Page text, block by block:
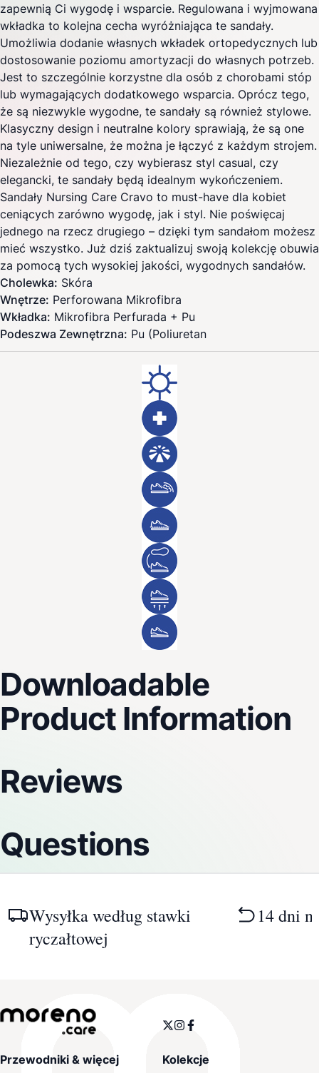
zapewnią Ci wygodę i wsparcie. Regulowana i wyjmowana
wkładka to kolejna cecha wyróżniająca te sandały.
Umożliwia dodanie własnych wkładek ortopedycznych lub
dostosowanie poziomu amortyzacji do własnych potrzeb.
Jest to szczególnie korzystne dla osób z chorobami stóp
lub wymagających dodatkowego wsparcia. Oprócz tego,
że są niezwykle wygodne, te sandały są również stylowe.
Klasyczny design i neutralne kolory sprawiają, że są one
na tyle uniwersalne, że można je łączyć z każdym strojem.
Niezależnie od tego, czy wybierasz styl casual, czy
elegancki, te sandały będą idealnym wykończeniem.
Sandały Nursing Care Cravo to must-have dla kobiet
ceniących zarówno wygodę, jak i styl. Nie poświęcaj
jednego na rzecz drugiego – dzięki tym sandałom możesz
mieć wszystko. Już dziś zaktualizuj swoją kolekcję obuwia
za pomocą tych wysokiej jakości, wygodnych sandałów.
Cholewka: Skóra
Wnętrze: Perforowana Mikrofibra
Wkładka: Mikrofibra Perfurada + Pu
Podeszwa Zewnętrzna: Pu (Poliuretan
Downloadable
Product Information
Reviews
Questions
Wysyłka według stawki
ryczałtowej
14 dni
Przewodniki & więcej Kolekcje